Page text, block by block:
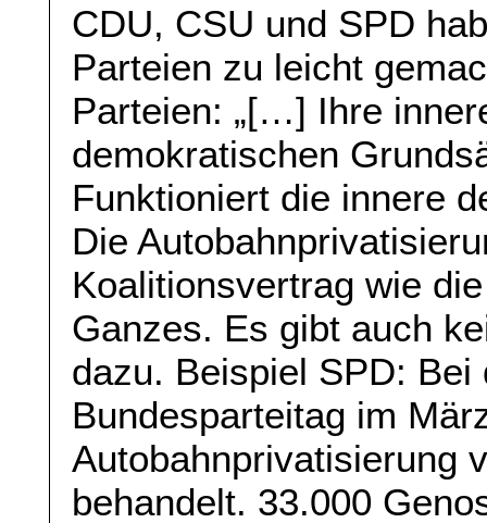
CDU, CSU und SPD
Parteien zu leicht
Parteien: „[…] Ihre
demokratischen
Funktioniert die innere
Die
Koalitionsvertrag wie
Ganzes. Es gibt auch
dazu. Beispiel SPD:
Bundesparteitag im
Autobahnprivatisierung
behandelt. 33.000